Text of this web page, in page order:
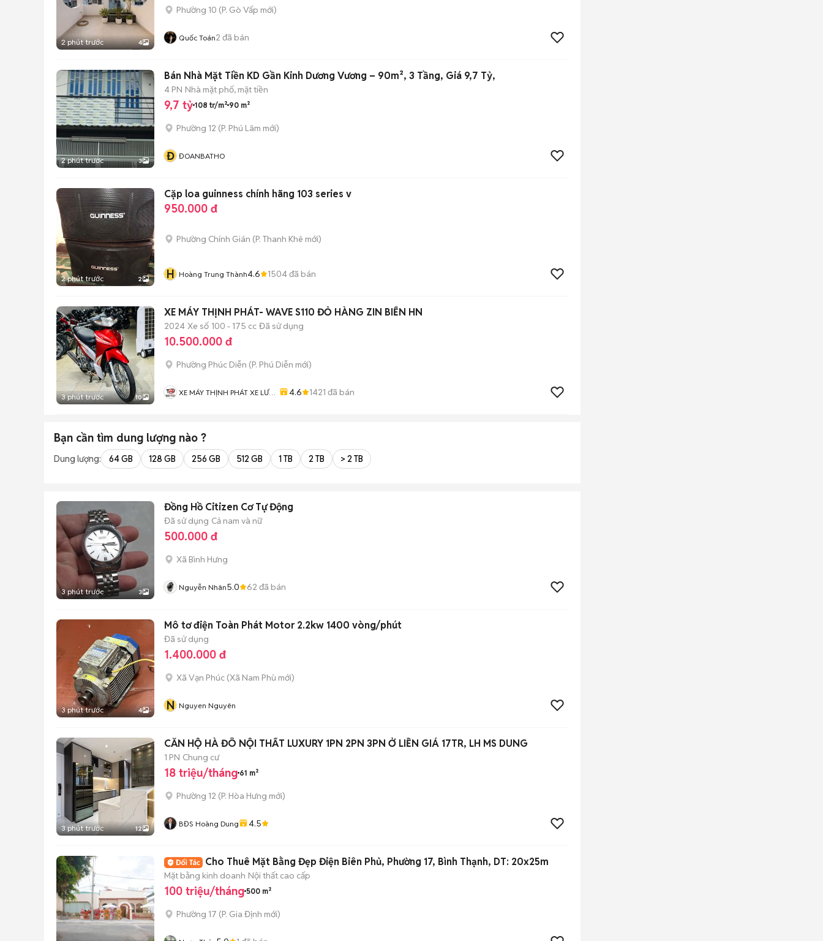
2 phút trước 4
Phường 10 (P. Gò Vấp mới)
Quốc Toán2 đã bán
2 phút trước 3
Bán Nhà Mặt Tiền KD Gần Kinh Dương Vương – 90m², 3 Tầng, Giá 9,7 Tỷ,
4 PN Nhà mặt phố, mặt tiền
9,7 tỷ 108 tr/m² 90 m²
Phường 12 (P. Phú Lâm mới)
Đ ĐOANBATHO
2 phút trước 2
Cặp loa guinness chính hãng 103 series v
950.000 đ
Phường Chính Gián (P. Thanh Khê mới)
H Hoàng Trung Thành4.6 1504đã bán
3 phút trước 10
XE MÁY THỊNH PHÁT- WAVE S110 ĐỎ HÀNG ZIN BIỂN HN
2024 Xe số 100 - 175 cc Đã sử dụng
10.500.000 đ
Phường Phúc Diễn (P. Phú Diễn mới)
XE MÁY THỊNH PHÁT XE LƯỚT
4.6 1421 đã bán
Bạn cần tìm dung lượng nào ?
Dung lượng: 64 GB 128 GB 256 GB 512 GB 1 TB 2 TB > 2 TB
3 phút trước 3
Đồng Hồ Citizen Cơ Tự Động
Đã sử dụng Cả nam và nữ
500.000 đ
Xã Bình Hưng
Nguyễn Nhân5.0 62 đã bán
3 phút trước 4
Mô tơ điện Toàn Phát Motor 2.2kw 1400 vòng/phút
Đã sử dụng
1.400.000 đ
Xã Vạn Phúc (Xã Nam Phù mới)
N Nguyen Nguyên
3 phút trước 12
CĂN HỘ HÀ ĐÔ NỘI THẤT LUXURY 1PN 2PN 3PN Ở LIỀN GIÁ 17TR, LH MS DUNG
1 PN Chung cư
18 triệu/tháng 61 m²
Phường 12 (P. Hòa Hưng mới)
BĐS Hoàng Dung 4.5
Cho Thuê Mặt Bằng Đẹp Điện Biên Phủ, Phường 17, Bình Thạnh, DT: 20x25m
Mặt bằng kinh doanh Nội thất cao cấp
100 triệu/tháng 500 m²
Phường 17 (P. Gia Định mới)